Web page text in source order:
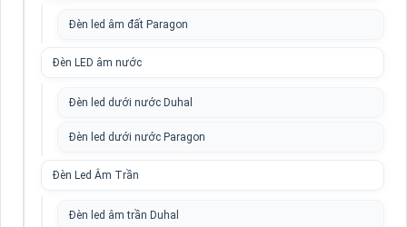
Đèn led âm đất Paragon
Đèn LED âm nước
Đèn led dưới nước Duhal
Đèn led dưới nước Paragon
Đèn Led Âm Trần
Đèn led âm trần Duhal